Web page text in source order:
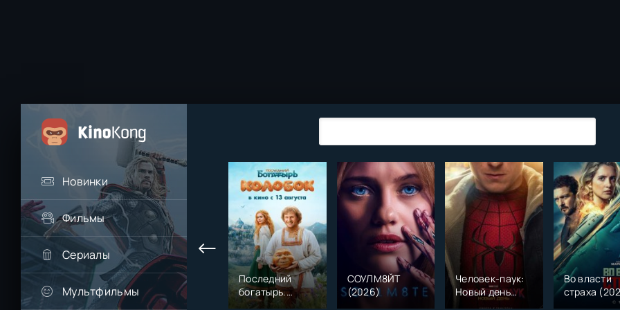
Новинки
Фильмы
Сериалы
Мультфильмы
Последний
богатырь.
Колобок (2026)
СОУЛМ8ЙТ
(2026)
Человек-паук:
Новый день
(2026)
Во власти
страха